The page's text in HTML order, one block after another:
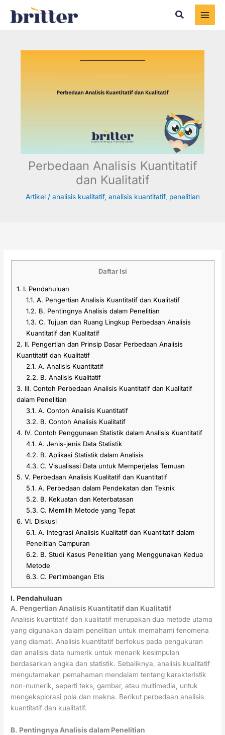
Search
Perbedaan Analisis Kuantitatif
dan Kualitatif
Artikel/ analisis kualitatif, analisis kuantitatif, penelitian
Daftar Isi
1. I. Pendahuluan
1.1. A. Pengertian Analisis Kuantitatif dan Kualitatif
1.2. B. Pentingnya Analisis dalam Penelitian
1.3. C. Tujuan dan Ruang Lingkup Perbedaan Analisis
Kuantitatif dan Kualitatif
2. II. Pengertian dan Prinsip Dasar Perbedaan Analisis
Kuantitatif dan Kualitatif
2.1. A. Analisis Kuantitatif
2.2. B. Analisis Kualitatif
3. III. Contoh Perbedaan Analisis Kuantitatif dan Kualitatif
dalam Penelitian
3.1. A. Contoh Analisis Kuantitatif
3.2. B. Contoh Analisis Kualitatif
4. IV. Contoh Penggunaan Statistik dalam Analisis Kuantitatif
4.1. A. Jenis-jenis Data Statistik
4.2. B. Aplikasi Statistik dalam Analisis
4.3. C. Visualisasi Data untuk Memperjelas Temuan
5. V. Perbedaan Analisis Kualitatif dan Kuantitatif
5.1. A. Perbedaan dalam Pendekatan dan Teknik
5.2. B. Kekuatan dan Keterbatasan
5.3. C. Memilih Metode yang Tepat
6. VI. Diskusi
6.1. A. Integrasi Analisis Kualitatif dan Kuantitatif dalam
Penelitian Campuran
6.2. B. Studi Kasus Penelitian yang Menggunakan Kedua
Metode
6.3. C. Pertimbangan Etis
I. Pendahuluan
A. Pengertian Analisis Kuantitatif dan Kualitatif
Analisis kuantitatif dan kualitatif merupakan dua metode utama
yang digunakan dalam penelitian untuk memahami fenomena
yang diamati. Analisis kuantitatif berfokus pada pengukuran
dan analisis data numerik untuk menarik kesimpulan
berdasarkan angka dan statistik. Sebaliknya, analisis kualitatif
mengutamakan pemahaman mendalam tentang karakteristik
non-numerik, seperti teks, gambar, atau multimedia, untuk
mengeksplorasi pola dan makna. Berikut perbedaan analisis
kuantitatif dan kualitatif.
B. Pentingnya Analisis dalam Penelitian